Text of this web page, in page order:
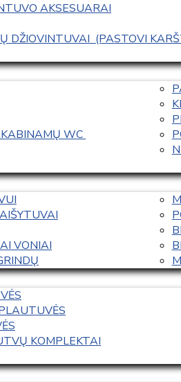
AKSESUARAI
DŽIOVINTUVAI  (PASTOVI
WC
VONIAI
KOMPLEKTAI